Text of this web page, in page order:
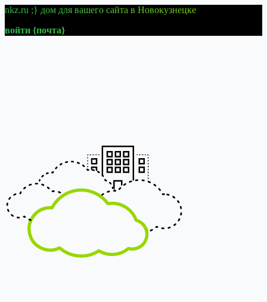
nkz.ru ;} дом для вашего сайта в Новокузнецке
войти {почта}